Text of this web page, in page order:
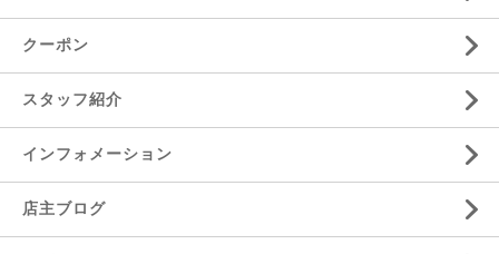
クーポン
スタッフ紹介
インフォメーション
店主ブログ